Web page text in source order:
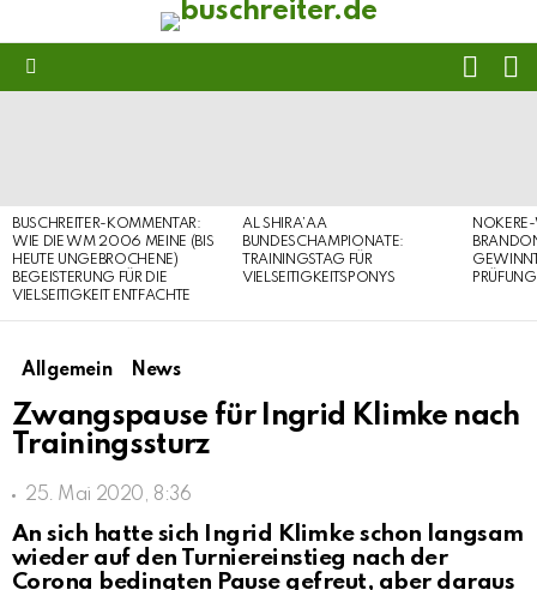
BUSCHREITER-KOMMENTAR:
WIE DIE WM 2006 MEINE (BIS
HEUTE UNGEBROCHENE)
BEGEISTERUNG FÜR DIE
VIELSEITIGKEIT ENTFACHTE
AL SHIRA’AA
BUNDESCHAMPIONATE:
TRAININGSTAG FÜR
VIELSEITIGKEITSPONYS
PRÜFUNG
Allgemein News
Zwangspause für Ingrid Klimke nach
Trainingssturz
25. Mai 2020, 8:36
An sich hatte sich Ingrid Klimke schon langsam
wieder auf den Turniereinstieg nach der
Corona bedingten Pause gefreut, aber daraus